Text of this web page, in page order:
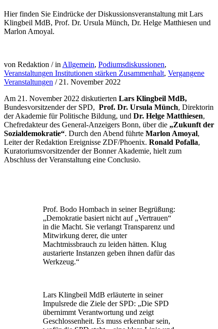
Hier finden Sie Eindrücke der Diskussionsveranstaltung mit Lars
Klingbeil MdB, Prof. Dr. Ursula Münch, Dr. Helge Matthiesen und
Marlon Amoyal.
von Redaktion /in Allgemein, Podiumsdiskussionen,
Veranstaltungen Institutionen stärken Zusammenhalt, Vergangene
Veranstaltungen / 21. November 2022
Am 21. November 2022 diskutierten Lars Klingbeil MdB,
Bundesvorsitzender der SPD, Prof. Dr. Ursula Münch, Direktorin
der Akademie für Politische Bildung, und Dr. Helge Matthiesen,
Chefredakteur des General-Anzeigers Bonn, über die „Zukunft der
Sozialdemokratie“. Durch den Abend führte Marlon Amoyal,
Leiter der Redaktion Ereignisse ZDF/Phoenix. Ronald Pofalla,
Kuratoriumsvorsitzender der Bonner Akademie, hielt zum
Abschluss der Veranstaltung eine Conclusio.
Prof. Bodo Hombach in seiner Begrüßung:
„Demokratie basiert nicht auf „Vertrauen“
in die Macht. Sie verlangt Transparenz und
Mitwirkung derer, die unter
Machtmissbrauch zu leiden hätten. Klug
austarierte Instanzen geben ihnen dafür das
Werkzeug.“
Lars Klingbeil MdB erläuterte in seiner
Impulsrede die Ziele der SPD: „Die SPD
übernimmt Verantwortung und zeigt
Geschlossenheit. Es muss erkennbar sein,